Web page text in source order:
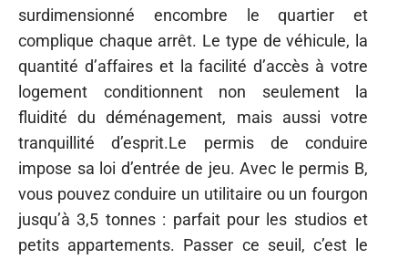
surdimensionné encombre le quartier et
complique chaque arrêt. Le type de véhicule, la
quantité d’affaires et la facilité d’accès à votre
logement conditionnent non seulement la
fluidité du déménagement, mais aussi votre
tranquillité d’esprit.Le permis de conduire
impose sa loi d’entrée de jeu. Avec le permis B,
vous pouvez conduire un utilitaire ou un fourgon
jusqu’à 3,5 tonnes : parfait pour les studios et
petits appartements. Passer ce seuil, c’est le